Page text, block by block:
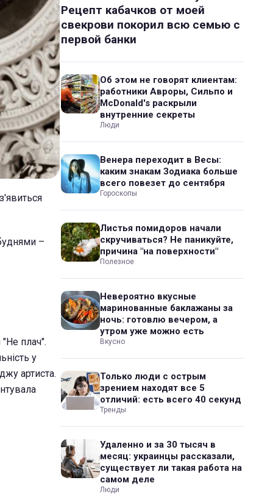
–
плач".
у
артиста.
Рецепт кабачков от моей
свекрови покорил всю семью с
первой банки
Об этом не говорят клиентам:
работники Авроры, Сильпо и
McDonald's раскрыли
внутренние секреты
Люди
Венера переходит в Весы:
каким знакам Зодиака больше
всего повезет до сентября
Гороскопы
Листья помидоров начали
скручиваться? Не паникуйте,
причина "на поверхности"
Полезное
Невероятно вкусные
маринованные баклажаны за
ночь: готовлю вечером, а
утром уже можно есть
Вкусно
Только люди с острым
зрением находят все 5
отличий: есть всего 40 секунд
Тренды
Удаленно и за 30 тысяч в
месяц: украинцы рассказали,
существует ли такая работа на
самом деле
Люди